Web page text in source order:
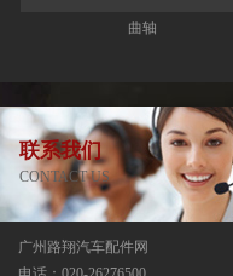
曲轴
联系我们
CONTACT US
广州路翔汽车配件网